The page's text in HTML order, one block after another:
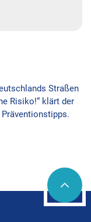
Straßen
Risiko!“ klärt der
Präventionstipps.